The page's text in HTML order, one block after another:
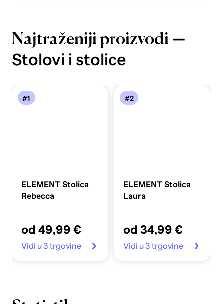
Najtraženiji proizvodi —
Stolovi i stolice
#1
ELEMENT Stolica
Rebecca
od 49,99 €
Vidi u 3 trgovine
#2
ELEMENT Stolica
Laura
od 34,99 €
Vidi u 3 trgovine